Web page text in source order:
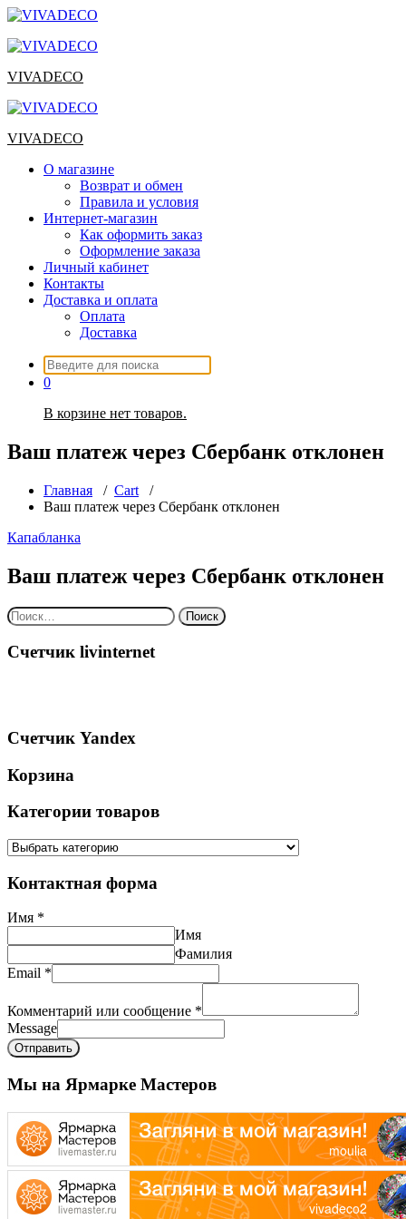
Перейти
содержимому
VIVADECO
VIVADECO
О магазине
Возврат и обмен
Правила и условия
Интернет-магазин
Как оформить заказ
Оформление заказа
Личный кабинет
Контакты
Доставка и оплата
Оплата
Доставка
Искать:
0
В корзине нет товаров.
Ваш платеж через Сбербанк отклонен
Главная / Cart /
Ваш платеж через Сбербанк отклонен
Капабланка
Ваш платеж через Сбербанк отклонен
Найти:
Счетчик livinternet
Счетчик Yandex
Корзина
Категории товаров
Контактная форма
Имя *
Имя
Фамилия
Email *
Комментарий или сообщение *
Message
Отправить
Мы на Ярмарке Мастеров